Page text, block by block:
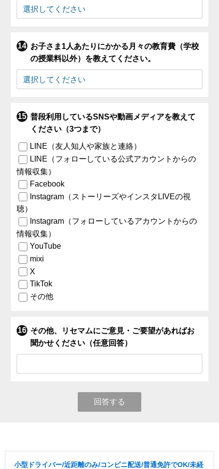
お子さま1人あたりにかかる月々の教育費（学校
の授業料以外）を教えてください。
普段利用しているSNSや動画メディアを教えて
ください（3つまで）
LINE（友人知人や家族と連絡）
LINE（フォローしている公式アカウントからの
情報収集）
Facebook
Instagram（ストーリーズやインスタLIVEの視
聴）
Instagram（フォローしているアカウントからの
情報収集）
YouTube
mixi
X
TikTok
その他
その他、リセマムにご意見・ご要望があればお
聞かせください（任意回答）
回答する
小型ドライバー/近距離のみ/コンビニ配送/普通免許でOK/未経